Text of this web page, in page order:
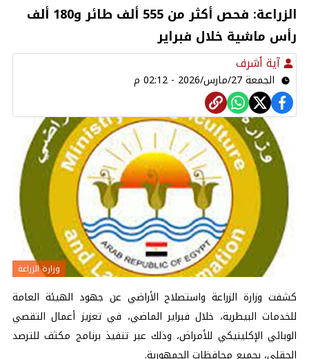
الزراعة: فحص أكثر من 555 ألف طائر و180 ألف
رأس ماشية خلال فبراير
آية أشرف
الجمعة 27/مارس/2026 - 02:12 م
وزارة الزراعة
كشفت وزارة الزراعة واستصلاح الأراضي عن جهود الهيئة العامة
للخدمات البيطرية، خلال فبراير الماضي، في تعزيز أعمال التقصي
الوبائي الإكلينيكي للأمراض، وذلك عبر تنفيذ برنامج مكثف للترصد
الحقلي، بجميع محافظات الجمهورية.